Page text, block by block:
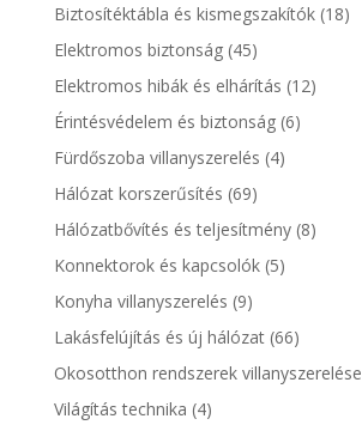
Biztosítéktábla és kismegszakítók(18)
Elektromos biztonság(45)
Elektromos hibák és elhárítás (12)
Érintésvédelem és biztonság(6)
Fürdőszoba villanyszerelés (4)
Hálózat korszerűsítés (69)
Hálózatbővítés és teljesítmény(8)
Konnektorok és kapcsolók(5)
Konyha villanyszerelés (9)
Lakásfelújítás és új hálózat(66)
Okosotthon rendszerek villanyszerelése
Világítás technika (4)